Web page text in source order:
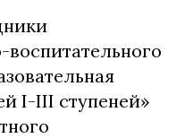
воспитательного
I-III ступеней»